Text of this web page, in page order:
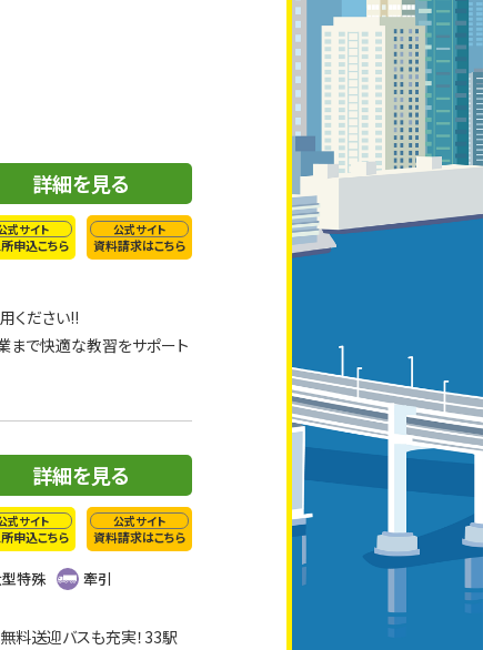
詳細を見る
式サイト
申込こちら
公式サイト
資料請求はこちら
ください!!
まで快適な教習をサポート
詳細を見る
式サイト
申込こちら
公式サイト
資料請求はこちら
特殊
牽引
料送迎バスも充実！33駅